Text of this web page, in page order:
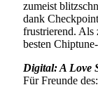
zumeist
dank
frustrierend. Als
besten
Digital: A Love
Für Freunde